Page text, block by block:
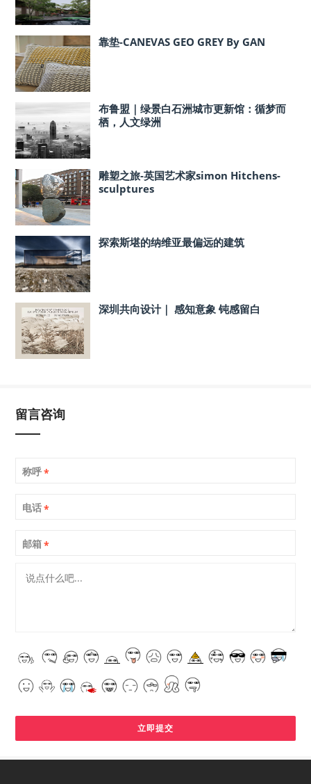
靠垫-CANEVAS GEO GREY By GAN
布鲁盟｜绿景白石洲城市更新馆：循梦而
栖，人文绿洲
雕塑之旅-英国艺术家simon Hitchens-
sculptures
探索斯堪的纳维亚最偏远的建筑
深圳共向设计｜ 感知意象 钝感留白
留言咨询
称呼*
电话*
邮箱*